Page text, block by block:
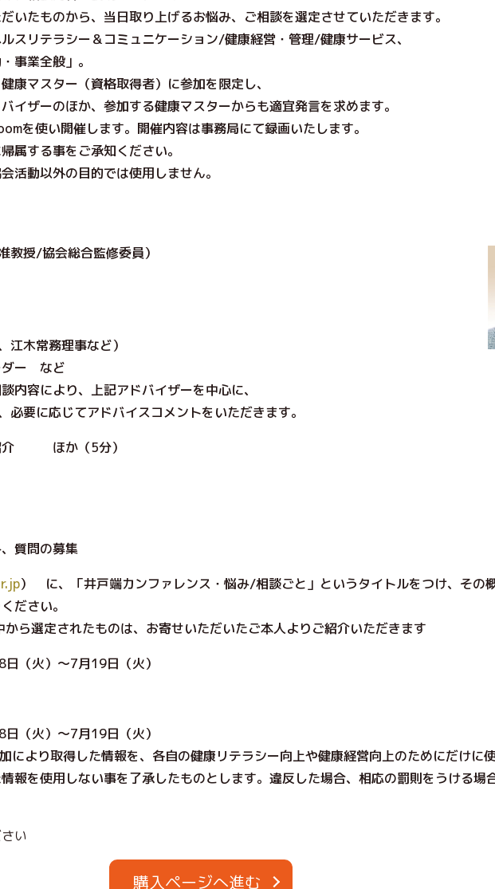
ものから、当日取り上げるお悩み、ご相談を選定させていただきます。
テラシー＆コミュニケーショ ン/健康経営・管理/健康サービス、
事業全般」。
スター（資格取得者）に参加を限定し、
のほか、参加する健康マスターからも適宜発言を求めます。
い開催します。開催内容は事務局にて録画いたします。
る事をご承知ください。
以外の目的では使用しません。
/協会総合監修委員）
木常務理事など）
ー など
により、上記アドバイザーを中心に、
要に応じてアドバイスコメントをいただきます。
介 ほか（5分）
質問の募集
） に、「井戸端カンファレンス・悩み/相談ごと」というタイトルをつけ、その
ださい。
ら選定されたものは、お寄せいただいたご本人よりご紹介いただきます
火）～7月19日（火）
火）～7月19日（火）
により取得した情報を、各自の健康リテラシー向上や健康経営向上のためにだけに
報を使用しない事を了承したものとします。違反した場合、相応の罰則をうける場
い
購入ページへ進む